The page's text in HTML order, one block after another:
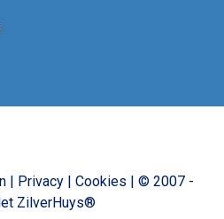
| Privacy| Cookies | © 2007 -
ZilverHuys®